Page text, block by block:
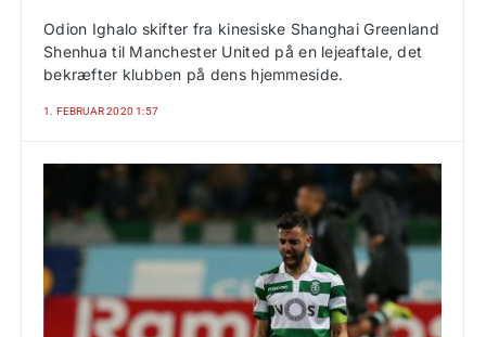
Odion Ighalo skifter fra kinesiske Shanghai Greenland
Shenhua til Manchester United på en lejeaftale, det
bekræfter klubben på dens hjemmeside.
1. FEBRUAR 2020 1:57